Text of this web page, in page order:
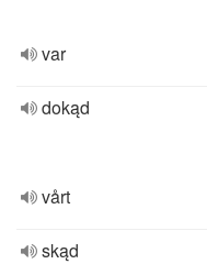
var
dokąd
vårt
skąd